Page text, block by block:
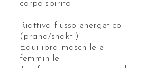
corpo-spirito
Riattiva flusso energetico
(prana/shakti)
Equilibra maschile e
femminile